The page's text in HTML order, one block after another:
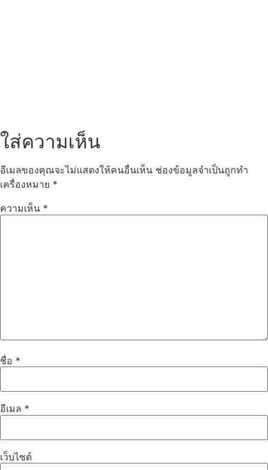
ใส่ความเห็น
อีเมลของคุณจะไม่แสดงให้คนอื่นเห็น ช่องข้อมูลจำเป็นถูกทำ
เครื่องหมาย *
ความเห็น *
ชื่อ *
อีเมล *
เว็บไซต์